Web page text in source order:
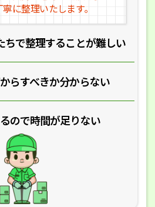
ちで整理することが難しい
らすべきか分からない
ので時間が足りない
に整理いたします｡